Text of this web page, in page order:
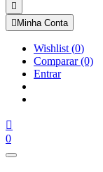

 Minha Conta
Wishlist (0)
Comparar(0)
Entrar

0